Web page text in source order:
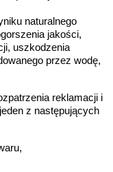
naturalnego
jakości,
uszkodzenia
przez wodę,
reklamacji i
z następujących